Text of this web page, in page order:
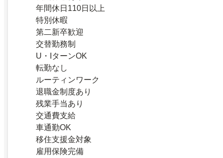
年間休日110日以上
特別休暇
第二新卒歓迎
交替勤務制
U・IターンOK
転勤なし
ルーティンワーク
退職金制度あり
残業手当あり
交通費支給
車通勤OK
移住支援金対象
雇用保険完備